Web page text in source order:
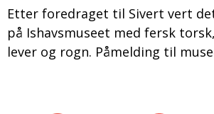
Etter foredraget til Sivert vert
på Ishavsmuseet med fersk
lever og rogn. Påmelding til